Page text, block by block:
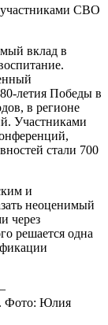
участниками СВО
вклад в
летия Победы в
в регионе
Участниками
стали 700
и
неоценимый
через
решается одна
Фото: Юлия